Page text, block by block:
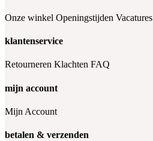
Onze winkel Openingstijden Vacatures
klantenservice
Retourneren Klachten FAQ
mijn account
Mijn Account
betalen & verzenden